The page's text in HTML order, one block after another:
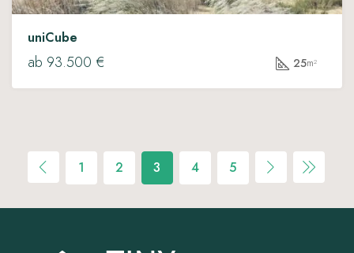
uniCube
ab 93.500 € 25m²
1 2 3 4 5